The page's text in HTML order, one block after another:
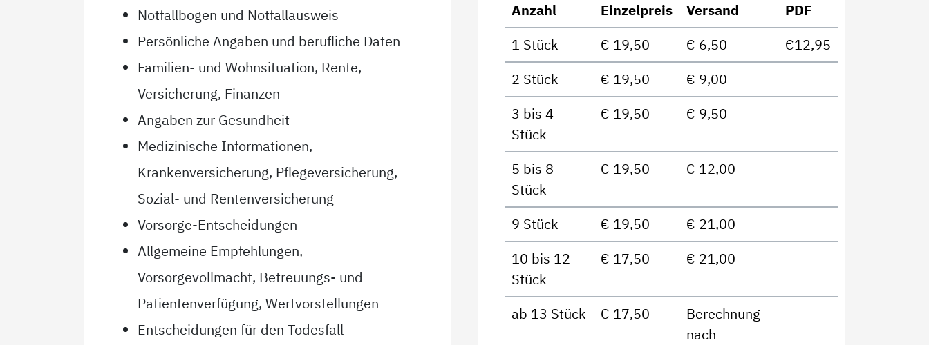
Notfallbogen und Notfallausweis
Persönliche Angaben und berufliche Daten
Familien- und Wohnsituation, Rente,
Versicherung, Finanzen
Angaben zur Gesundheit
Medizinische Informationen,
Krankenversicherung, Pflegeversicherung,
Sozial- und Rentenversicherung
Vorsorge-Entscheidungen
Allgemeine Empfehlungen,
Vorsorgevollmacht, Betreuungs- und
Patientenverfügung, Wertvorstellungen
Entscheidungen für den Todesfall
Anzahl Einzelpreis Versand
PDF
1 Stück
€ 19,50 € 6,50
€12,95
2 Stück
€ 19,50
€ 9,00
3 bis 4
Stück
€ 19,50 € 9,50
5 bis 8
Stück
€ 19,50 € 12,00
9 Stück € 19,50
€ 21,00
10 bis 12
Stück
€ 17,50 € 21,00
ab 13 Stück € 17,50
Berechnung
nach